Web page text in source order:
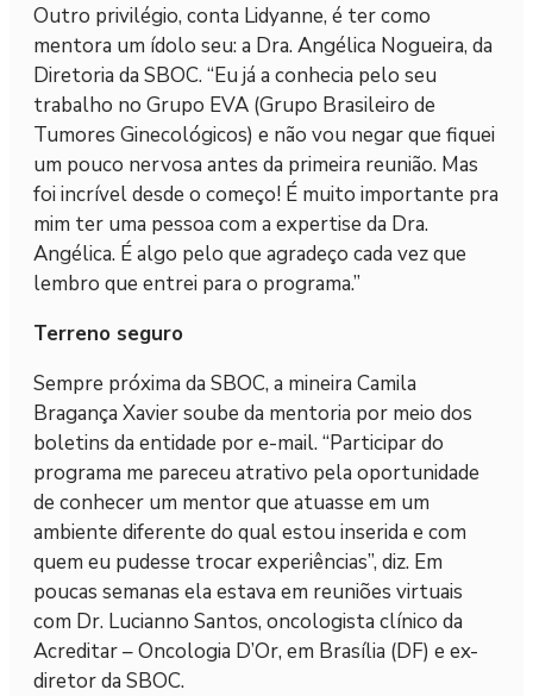
Outro privilégio, conta Lidyanne, é ter como
mentora um ídolo seu: a Dra. Angélica Nogueira, da
Diretoria da SBOC. “Eu já a conhecia pelo seu
trabalho no Grupo EVA (Grupo Brasileiro de
Tumores Ginecológicos) e não vou negar que fiquei
um pouco nervosa antes da primeira reunião. Mas
foi incrível desde o começo! É muito importante pra
mim ter uma pessoa com a expertise da Dra.
Angélica. É algo pelo que agradeço cada vez que
lembro que entrei para o programa.”
Terreno seguro
Sempre próxima da SBOC, a mineira Camila
Bragança Xavier soube da mentoria por meio dos
boletins da entidade por e-mail. “Participar do
programa me pareceu atrativo pela oportunidade
de conhecer um mentor que atuasse em um
ambiente diferente do qual estou inserida e com
quem eu pudesse trocar experiências”, diz. Em
poucas semanas ela estava em reuniões virtuais
com Dr. Lucianno Santos, oncologista clínico da
Acreditar – Oncologia D’Or, em Brasília (DF) e ex-
diretor da SBOC.